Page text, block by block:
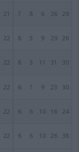
21 7 8 6 26 29
22 8 5 9 29 26
22 8 3 11 31 30
22 6 7 9 23 30
22 6 6 10 16 24
22 6 6 10 26 38